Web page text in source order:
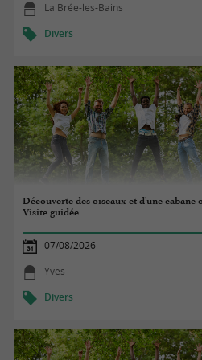
La Brée-les-Bains
Divers
Découverte des oiseaux et d'une cabane
Visite guidée
07/08/2026
Yves
Divers